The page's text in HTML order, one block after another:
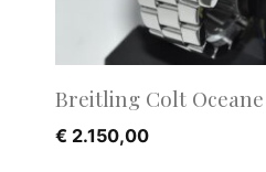
Breitling Colt Oceane
€ 2.150,00